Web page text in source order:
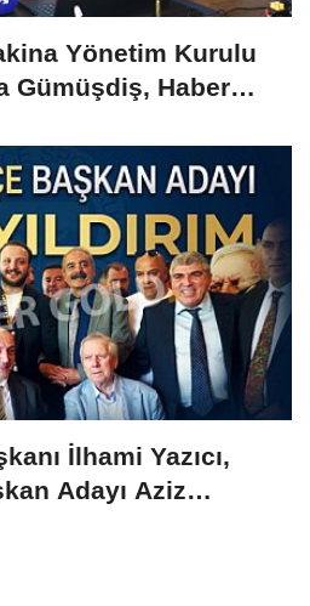
Yönetim Kurulu
Gümüşdiş, Haber
İlhami Yazıcı,
Adayı Aziz